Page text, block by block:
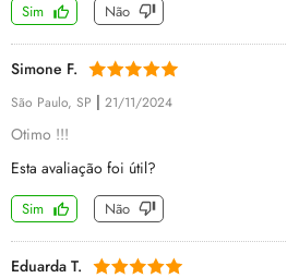
Sim Não
Simone F.
São Paulo, SP | 21/11/2024
Otimo !!!
Esta avaliação foi útil?
Sim Não
Eduarda T.